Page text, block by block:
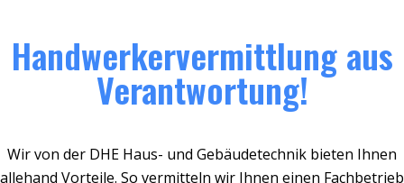
Handwerkervermittlung aus
Verantwortung!
Wir von der DHE Haus- und Gebäudetechnik bieten Ihnen
allehand Vorteile. So vermitteln wir Ihnen einen Fachbetrieb